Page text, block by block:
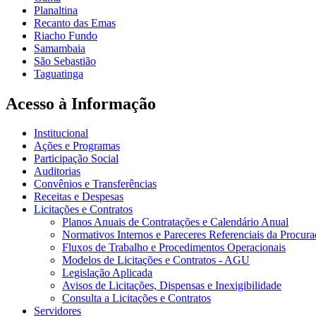
Planaltina
Recanto das Emas
Riacho Fundo
Samambaia
São Sebastião
Taguatinga
Acesso à Informação
Institucional
Ações e Programas
Participação Social
Auditorias
Convênios e Transferências
Receitas e Despesas
Licitações e Contratos
Planos Anuais de Contratações e Calendário Anual
Normativos Internos e Pareceres Referenciais da
Fluxos de Trabalho e Procedimentos Operacionais
Modelos de Licitações e Contratos - AGU
Legislação Aplicada
Avisos de Licitações, Dispensas e Inexigibilidade
Consulta a Licitações e Contratos
Servidores